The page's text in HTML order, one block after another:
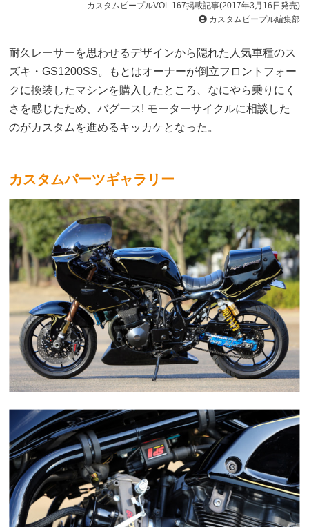
カスタムピープルVOL.167掲載記事(2017年3月16日発売)
カスタムピープル編集部
耐久レーサーを思わせるデザインから隠れた人気車種のス
ズキ・GS1200SS。もとはオーナーが倒立フロントフォー
クに換装したマシンを購入したところ、なにやら乗りにく
さを感じたため、バグース! モーターサイクルに相談した
のがカスタムを進めるキッカケとなった。
カスタムパーツギャラリー